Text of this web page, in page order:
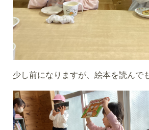
少し前になりますが、絵本を読んで